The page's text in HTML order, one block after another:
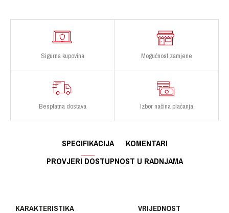
Sigurna kupovina Mogućnost zamjene
Besplatna dostava Izbor načina plaćanja
SPECIFIKACIJA
KOMENTARI
PROVJERI DOSTUPNOST U RADNJAMA
KARAKTERISTIKA VRIJEDNOST